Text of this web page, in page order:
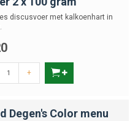
discusvoer met kalkoenhart in
+
Degen's Color menu